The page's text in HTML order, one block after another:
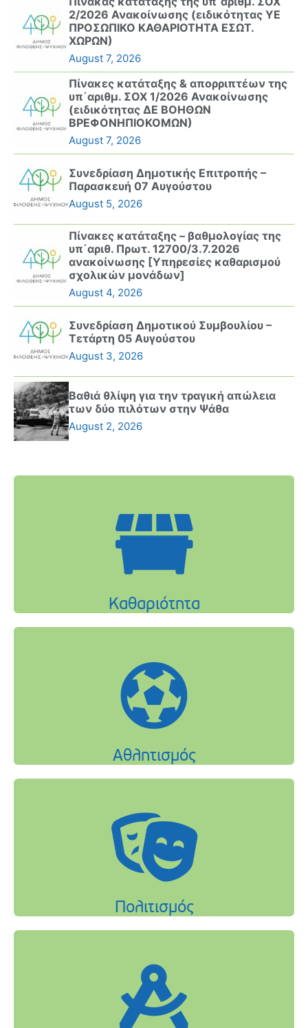
2/2026 Ανακοίνωσης (ειδικότητας ΥΕ
ΠΡΟΣΩΠΙΚΟ ΚΑΘΑΡΙΟΤΗΤΑ ΕΣΩΤ.
ΧΩΡΩΝ)
August 7, 2026
Πίνακες κατάταξης & απορριπτέων της
υπ΄αριθμ. ΣΟΧ 1/2026 Ανακοίνωσης
(ειδικότητας ΔΕ ΒΟΗΘΩΝ
ΒΡΕΦΟΝΗΠΙΟΚΟΜΩΝ)
August 7, 2026
Συνεδρίαση Δημοτικής Επιτροπής –
Παρασκευή 07 Αυγούστου
August 5, 2026
Πίνακες κατάταξης – βαθμολογίας της
υπ΄αριθ. Πρωτ. 12700/3.7.2026
ανακοίνωσης [Υπηρεσίες καθαρισμού
σχολικών μονάδων]
August 4, 2026
Συνεδρίαση Δημοτικού Συμβουλίου –
Τετάρτη 05 Αυγούστου
August 3, 2026
Βαθιά θλίψη για την τραγική απώλεια
των δύο πιλότων στην Ψάθα
August 2, 2026